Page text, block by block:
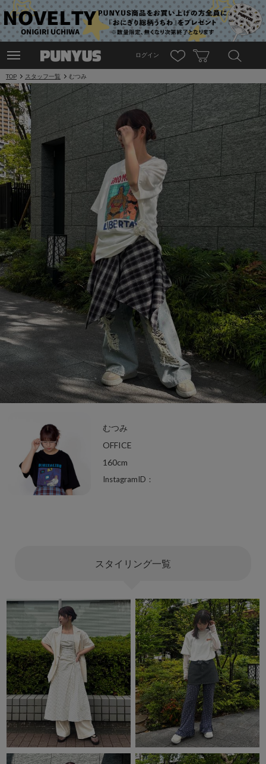
ログイン
TOP スタッフ一覧 むつみ
むつみ
OFFICE
160cm
InstagramID：
スタイリング一覧